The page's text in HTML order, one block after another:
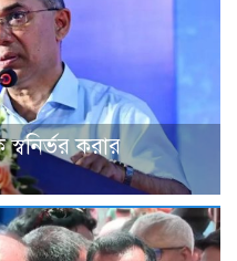
স্বনির্ভর করার